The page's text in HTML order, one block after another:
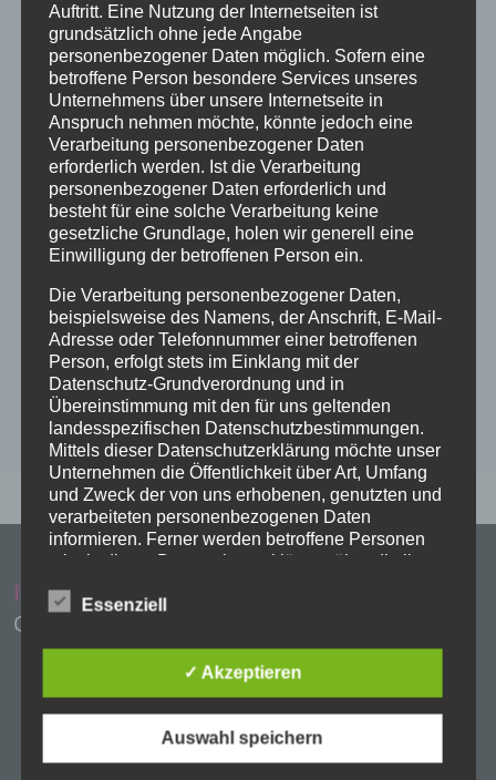
Impressum
Administration
Copyright Evangelische Kirchen Eschwege
Auftritt. Eine Nutzung der Internetseiten ist
grundsätzlich ohne jede Angabe
personenbezogener Daten möglich. Sofern eine
betroffene Person besondere Services unseres
Unternehmens über unsere Internetseite in
Anspruch nehmen möchte, könnte jedoch eine
Verarbeitung personenbezogener Daten
erforderlich werden. Ist die Verarbeitung
personenbezogener Daten erforderlich und
besteht für eine solche Verarbeitung keine
gesetzliche Grundlage, holen wir generell eine
Einwilligung der betroffenen Person ein.
Die Verarbeitung personenbezogener Daten,
beispielsweise des Namens, der Anschrift, E-Mail-
Adresse oder Telefonnummer einer betroffenen
Person, erfolgt stets im Einklang mit der
Datenschutz-Grundverordnung und in
Übereinstimmung mit den für uns geltenden
landesspezifischen Datenschutzbestimmungen.
Mittels dieser Datenschutzerklärung möchte unser
Unternehmen die Öffentlichkeit über Art, Umfang
und Zweck der von uns erhobenen, genutzten und
verarbeiteten personenbezogenen Daten
informieren. Ferner werden betroffene Personen
mittels dieser Datenschutzerklärung über die ihnen
zahlreiche technische und organisatorische
Maßnahmen umgesetzt, um einen möglichst
verarbeiteten personenbezogenen Daten
sicherzustellen. Dennoch können Internetbasierte
Essenziell
✓ Akzeptieren
Auswahl speichern